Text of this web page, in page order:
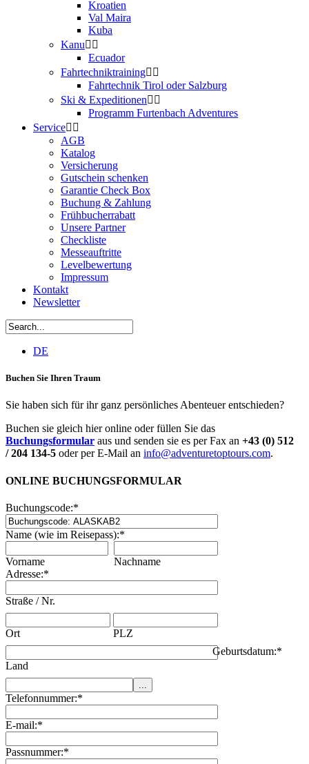
Kroatien
Val Maira
Kuba
Kanu
Ecuador
Fahrtechniktraining
Fahrtechnik Tirol oder Salzburg
Ski & Expeditionen
Programm Furtenbach Adventures
Service
AGB
Katalog
Versicherung
Gutschein schenken
Garantie Check Box
Buchung & Zahlung
Frühbucherrabatt
Unsere Partner
Checkliste
Messeauftritte
Levelbewertung
Impressum
Kontakt
Newsletter
DE
Buchen Sie Ihren Traum
Sie haben sich für ihr ganz persönliches Abenteuer entschieden?
Buchen sie gleich hier online oder füllen Sie das
Buchungsformular aus und senden sie es per Fax an +43 (0) 512
/ 204 134-5 oder per E-Mail an info@adventuretoptours.com.
ONLINE BUCHUNGSFORMULAR
Buchungscode:*
Name (wie im Reisepass):*
Vorname
Nachname
Adresse:*
Straße / Nr.
Ort PLZ
Land
Geburtsdatum:*
Telefonnummer:*
E-mail:*
Passnummer:*